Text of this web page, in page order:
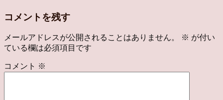
コメントを残す
メールアドレスが公開されることはありません。 ※ が付い
ている欄は必須項目です
コメント ※